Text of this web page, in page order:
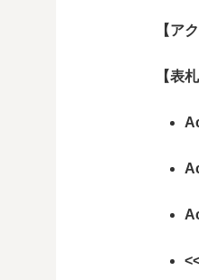
【ア
【表